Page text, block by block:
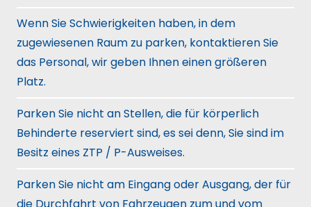
Wenn Sie Schwierigkeiten haben, in dem
zugewiesenen Raum zu parken, kontaktieren Sie
das Personal, wir geben Ihnen einen größeren
Platz.
Parken Sie nicht an Stellen, die für körperlich
Behinderte reserviert sind, es sei denn, Sie sind im
Besitz eines ZTP / P-Ausweises.
Parken Sie nicht am Eingang oder Ausgang, der für
die Durchfahrt von Fahrzeugen zum und vom